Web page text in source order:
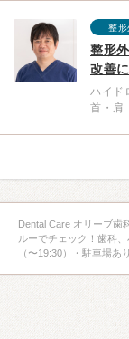
整形
整形
改善
ハイド
首・肩
Dental Care オリーブ歯
ルーでチェック！歯科
（〜19:30）・駐車場あり